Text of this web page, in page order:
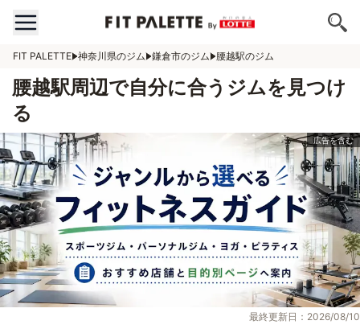
FIT PALETTE 神奈川県のジム 鎌倉市のジム 腰越駅のジム
腰越駅周辺で自分に合うジムを見つけ
る
最終更新日：2026/08/10